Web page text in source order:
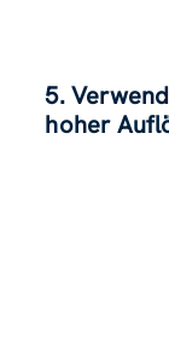
5.
hoher